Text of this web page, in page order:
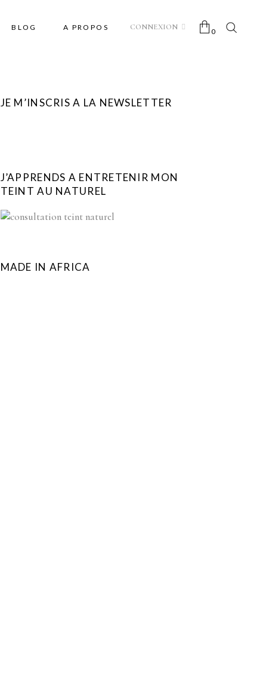
BLOG A PROPOS CONNEXION 0
JE M’INSCRIS A LA NEWSLETTER
J’APPRENDS A ENTRETENIR MON
TEINT AU NATUREL
MADE IN AFRICA